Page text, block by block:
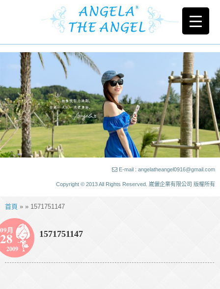
E-mail : angelatheangel0916@gmail.com
Copyright © 2013 All Rights Reserved. 崴儷企業有限公司 版權所有
首頁 » » 1571751147
09月
28
2009
1571751147